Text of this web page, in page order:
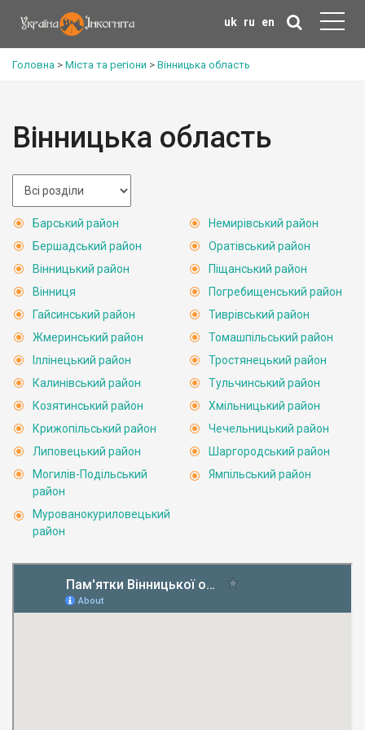
uk ru en
Головна > Міста та регіони > Вінницька область
Вінницька область
Барський район
Бершадський район
Вінницький район
Вінниця
Гайсинський район
Жмеринський район
Іллінецький район
Калинівський район
Козятинський район
Крижопільський район
Липовецький район
Могилів-Подільський
район
Мурованокуриловецький
район
Немирівський район
Оратівський район
Піщанський район
Погребищенський район
Тиврівський район
Томашпільський район
Тростянецький район
Тульчинський район
Хмільницький район
Чечельницький район
Шаргородський район
Ямпільський район